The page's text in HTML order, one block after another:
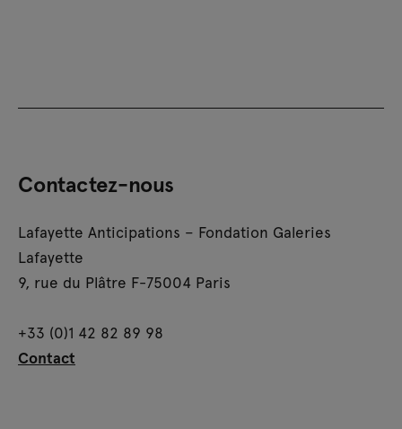
Contactez-nous
Lafayette Anticipations – Fondation Galeries
Lafayette
9, rue du Plâtre F-75004 Paris
+33 (0)1 42 82 89 98
Contact